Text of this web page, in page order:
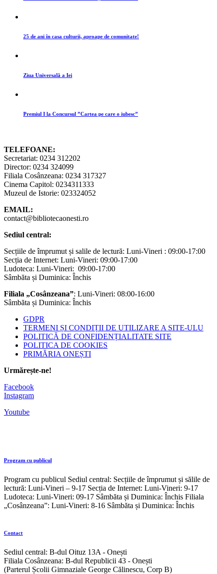
25 de ani în casa culturii, aproape de comunitate!
Ziua Universală a Iei
Premiul I la Concursul ”Cartea pe care o iubesc”
TELEFOANE:
Secretariat: 0234 312202
Director: 0234 324099
Filiala Cosânzeana: 0234 317327
Cinema Capitol: 0234311333
Muzeul de Istorie: 023324052
EMAIL:
contact@bibliotecaonesti.ro
Sediul central:
Secțiile de împrumut și salile de lectură: Luni-Vineri : 09:00-17:00
Secția de Internet: Luni-Vineri: 09:00-17:00
Ludoteca: Luni-Vineri: 09:00-17:00
Sâmbăta și Duminica: Închis
Filiala „Cosânzeana”: Luni-Vineri: 08:00-16:00
Sâmbăta și Duminica: Închis
GDPR
TERMENI ȘI CONDIȚII DE UTILIZARE A SITE-ULU
POLITICĂ DE CONFIDENȚIALITATE SITE
POLITICA DE COOKIES
PRIMĂRIA ONEȘTI
Urmărește-ne!
Facebook
Instagram
Youtube
Program cu publicul
Program cu publicul Sediul central: Secțiile de împrumut și sălile de
lectură: Luni-Vineri – 9-17 Secția de Internet: Luni-Vineri: 9-17
Ludoteca: Luni-Vineri: 09-17 Sâmbăta și Duminica: Închis Filiala
„Cosânzeana”: Luni-Vineri: 8-16 Sâmbăta și Duminica: Închis
Contact
Sediul central: B-dul Oituz 13A - Onești
Filiala Cosânzeana: B-dul Republicii 43 - Onești
(Parterul Școlii Gimnaziale George Călinescu, Corp B)